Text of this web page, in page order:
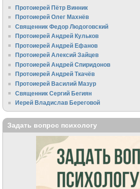
Протоиерей Пётр Винник
Протоиерей Олег Махнёв
Священник Федор Людоговский
Протоиерей Андрей Кульков
Протоиерей Андрей Ефанов
Протоиерей Алексий Зайцев
Протоиерей Андрей Спиридонов
Протоиерей Андрей Ткачёв
Протоиерей Василий Мазур
Священник Сергий Бегиян
Иерей Владислав Береговой
Задать вопрос психологу